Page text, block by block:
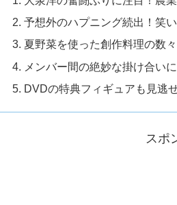
予想外のハプニング続出！笑
夏野菜を使った創作料理の数
メンバー間の絶妙な掛け合い
DVDの特典フィギュアも見逃
スポ